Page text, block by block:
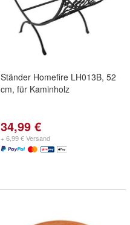
Ständer Homefire LH013B, 52
cm, für Kaminholz
34,99 €
+ 6,99 € Versand